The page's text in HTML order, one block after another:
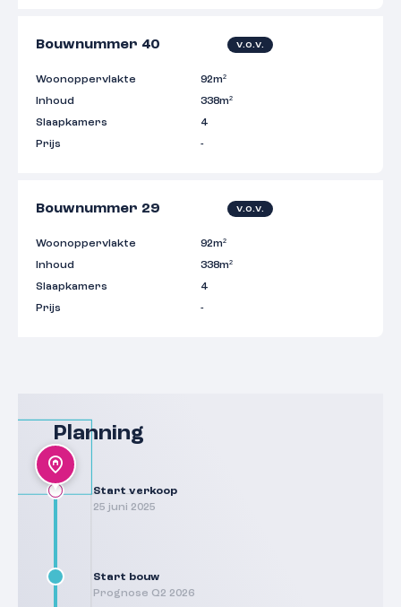
Bouwnummer 40 v.o.v.
Woonoppervlakte
92m²
Inhoud
338m²
Slaapkamers
4
Prijs
-
Bouwnummer 29 v.o.v.
Woonoppervlakte
92m²
Inhoud
338m²
Slaapkamers
4
Prijs
-
Planning
Start verkoop
25 juni 2025
Start bouw
Prognose Q2 2026